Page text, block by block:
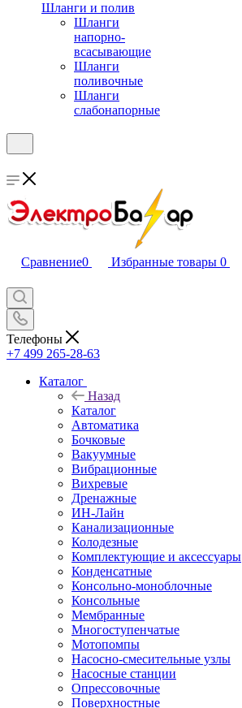
Шланги и полив
Шланги
напорно-
всасывающие
Шланги
поливочные
Шланги
слабонапорные
Сравнение0 Избранные товары 0
Телефоны
+7 499 265-28-63
Каталог
Назад
Каталог
Автоматика
Бочковые
Вакуумные
Вибрационные
Вихревые
Дренажные
ИН-Лайн
Канализационные
Колодезные
Комплектующие и аксессуары
Конденсатные
Консольно-моноблочные
Консольные
Мембранные
Многоступенчатые
Мотопомпы
Насосно-смесительные узлы
Насосные станции
Опрессовочные
Поверхностные